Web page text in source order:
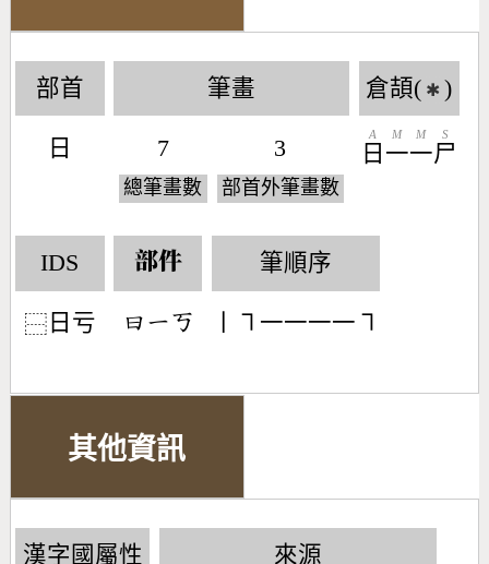
部首
日
筆畫
7
總筆畫數
3
部首外筆畫數
倉頡( ✱ )
日
A
一
M
一
M
尸
S
IDS
⿱ 日亏
部件
󶃑󶀀󶀠
筆順序
丨㇕一一一一㇕
其他資訊
漢字國屬性 來源